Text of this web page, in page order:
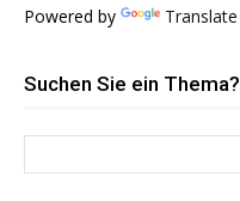
Powered by Translate
Suchen Sie ein Thema?